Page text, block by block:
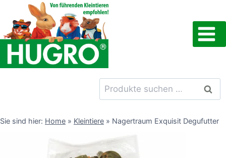
Inhalt
springen
Suchen
nach:
Sie sind hier: Home » Kleintiere » Nagertraum Exquisit Degufutter